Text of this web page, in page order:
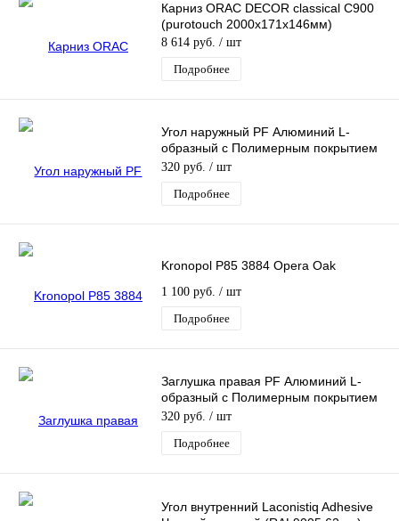
Карниз ORAC DECOR classical C900
(purotouch 2000х171х146мм)
8 614 руб. / шт
Подробнее
Угол наружный PF Алюминий L-
образный c Полимерным покрытием
(Для плинтуса 40мм)
320 руб. / шт
Подробнее
Kronopol P85 3884 Opera Oak
1 100 руб. / шт
Подробнее
Заглушка правая PF Алюминий L-
образный c Полимерным покрытием
(Для плинтуса 40мм)
320 руб. / шт
Подробнее
Угол внутренний Laconistiq Adhesive